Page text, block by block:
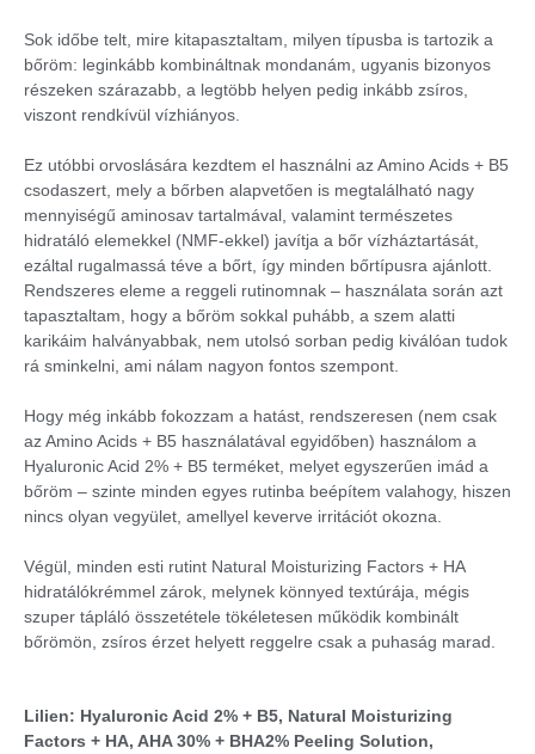
Sok időbe telt, mire kitapasztaltam, milyen típusba is tartozik a
bőröm: leginkább kombináltnak mondanám, ugyanis bizonyos
részeken szárazabb, a legtöbb helyen pedig inkább zsíros,
viszont rendkívül vízhiányos.
Ez utóbbi orvoslására kezdtem el használni az Amino Acids + B5
csodaszert, mely a bőrben alapvetően is megtalálható nagy
mennyiségű aminosav tartalmával, valamint természetes
hidratáló elemekkel (NMF-ekkel) javítja a bőr vízháztartását,
ezáltal rugalmassá téve a bőrt, így minden bőrtípusra ajánlott.
Rendszeres eleme a reggeli rutinomnak – használata során azt
tapasztaltam, hogy a bőröm sokkal puhább, a szem alatti
karikáim halványabbak, nem utolsó sorban pedig kiválóan tudok
rá sminkelni, ami nálam nagyon fontos szempont.
Hogy még inkább fokozzam a hatást, rendszeresen (nem csak
az Amino Acids + B5 használatával egyidőben) használom a
Hyaluronic Acid 2% + B5 terméket, melyet egyszerűen imád a
bőröm – szinte minden egyes rutinba beépítem valahogy, hiszen
nincs olyan vegyület, amellyel keverve irritációt okozna.
Végül, minden esti rutint Natural Moisturizing Factors + HA
hidratálókrémmel zárok, melynek könnyed textúrája, mégis
szuper tápláló összetétele tökéletesen működik kombinált
bőrömön, zsíros érzet helyett reggelre csak a puhaság marad.
Lilien: Hyaluronic Acid 2% + B5, Natural Moisturizing
Factors + HA, AHA 30% + BHA2% Peeling Solution,